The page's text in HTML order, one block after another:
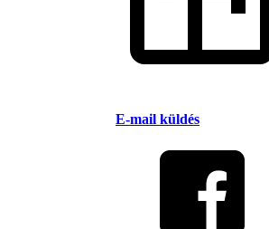
E-mail küldés